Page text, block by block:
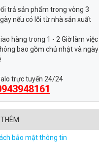
trả sản phẩm trong vòng 3
nếu có lỗi từ nhà sản xuất
hàng trong 1 - 2 Giờ làm việc
bao gồm chủ nhật và ngày
trực tuyến 24/24
bảo mật thông tin